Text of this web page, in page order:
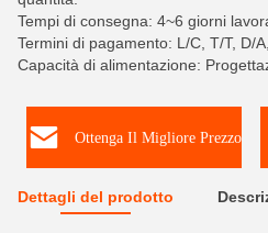
Tempi di consegna: 4~6 giorni
Termini di pagamento: L/C, T/T, D/
Capacità di alimentazione:
Ottenga Il Migliore Prezzo
Dettagli del prodotto